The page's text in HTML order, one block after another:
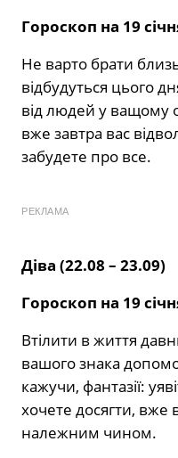
Гороскоп на 19
Не варто брати
відбудуться цього
від людей у ващому
вже завтра вас
забудете про все.
РЕКЛАМА
Діва (22.08 – 23.09)
Гороскоп на 19
Втілити в життя
вашого знака
кажучи, фантазії:
хочете досягти, вже
належним чином.